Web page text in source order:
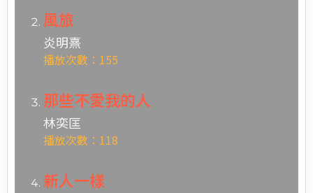
風旅
炎明熹
播放次數：155
那些不愛我的人
林奕匡
播放次數：118
新人一樣